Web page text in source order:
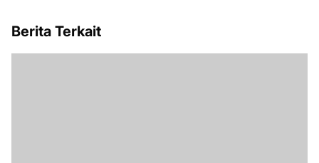
Berita Terkait